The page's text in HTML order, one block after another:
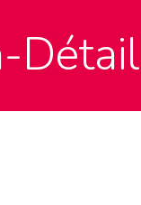
Détail